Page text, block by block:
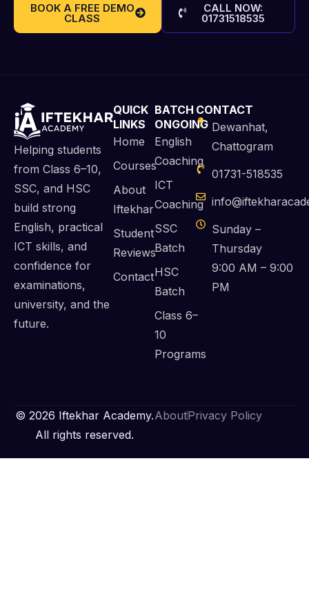
BOOK A FREE DEMO
CLASS
CALL NOW:
01731518535
Helping students
from Class 6–10,
SSC, and HSC
build strong
English, practical
ICT skills, and
confidence for
examinations,
university, and the
future.
QUICK
LINKS
Home
Courses
About
Iftekhar
Student
Reviews
Contact
BATCH
ONGOING
English
Coaching
ICT
Coaching
SSC
Batch
HSC
Batch
Class 6–
10
Programs
CONTACT
Dewanhat,
Chattogram
01731-518535
Sunday –
Thursday
9:00 AM – 9:00
PM
© 2026 Iftekhar Academy.
All rights reserved.
AboutPrivacy Policy